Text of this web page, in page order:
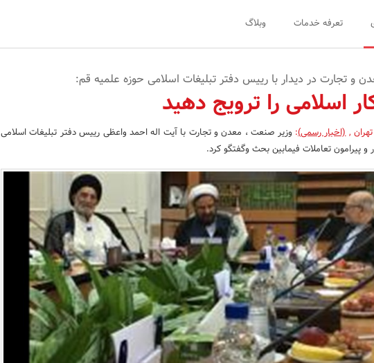
تعرفه خدمات وبلاگ
و تجارت در دیدار با رییس دفتر تبلیغات اسلامی حوزه علمیه قم:
اسلامی را ترویج دهید
تهران ,(اخبار رسمی): وزیر صنعت ، معدن و تجارت با آیت اله احمد واعظی رییس دفتر تبلیغات اسلامی
و پیرامون تعاملات فیمابین بحث وگفتگو کرد.